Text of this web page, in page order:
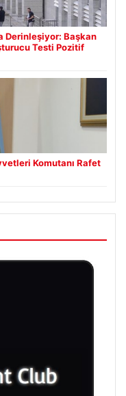
Derinleşiyor: Başkan
Testi Pozitif
Komutanı Rafet